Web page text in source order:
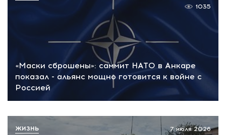
«Маски сброшены»: саммит НАТО в Анкаре
показал - альянс мощно готовится к войне с
Россией
1035
7 июля 2026
ЖИЗНЬ